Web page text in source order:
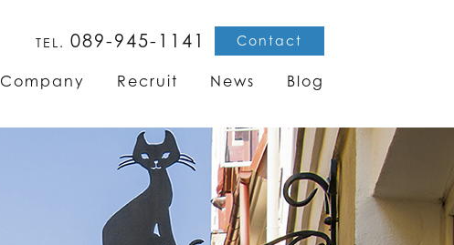
TEL. 089-945-1141 Contact
Company Recruit News Blog